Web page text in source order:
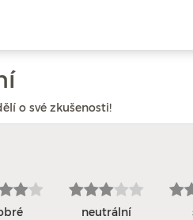
o své zkušenosti!
neutrální